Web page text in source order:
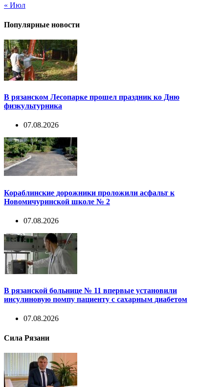
« Июл
Популярные новости
В рязанском Лесопарке прошел праздник ко Дню
физкультурника
07.08.2026
Кораблинские дорожники проложили асфальт к
Новомичуринской школе № 2
07.08.2026
В рязанской больнице № 11 впервые установили
инсулиновую помпу пациенту с сахарным диабетом
07.08.2026
Сила Рязани